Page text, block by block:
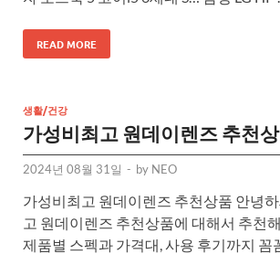
READ MORE
생활/건강
가성비최고 원데이렌즈 추천
2024년 08월 31일 - by NEO
가성비최고 원데이렌즈 추천상품 안녕
고 원데이렌즈 추천상품에 대해서 추천
제품별 스펙과 가격대, 사용 후기까지 꼼